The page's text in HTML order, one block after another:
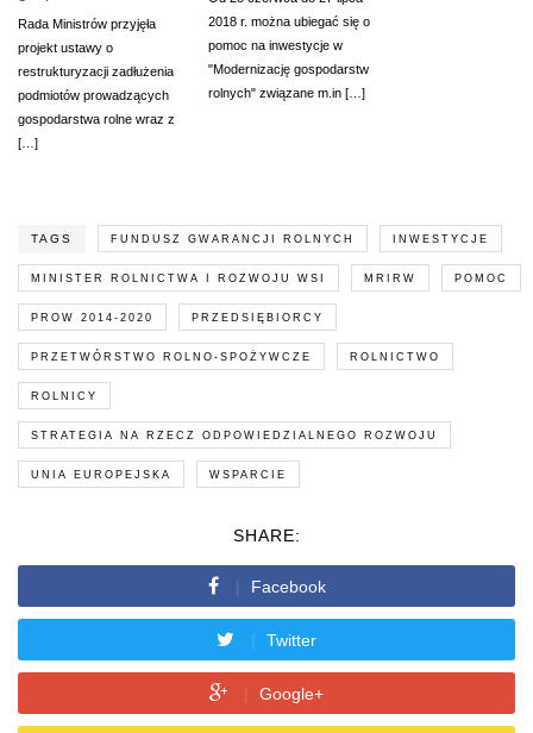
Rada Ministrów przyjęła
projekt ustawy o
restrukturyzacji zadłużenia
podmiotów prowadzących
gospodarstwa rolne wraz z
[…]
2018 r. można ubiegać się o
pomoc na inwestycje w
"Modernizację gospodarstw
rolnych" związane m.in […]
TAGS FUNDUSZ GWARANCJI ROLNYCH INWESTYCJE
MINISTER ROLNICTWA I ROZWOJU WSI MRIRW POMOC
PROW 2014-2020 PRZEDSIĘBIORCY
PRZETWÓRSTWO ROLNO-SPOŻYWCZE ROLNICTWO
ROLNICY
STRATEGIA NA RZECZ ODPOWIEDZIALNEGO ROZWOJU
UNIA EUROPEJSKA WSPARCIE
SHARE:
Facebook
Twitter
Google+